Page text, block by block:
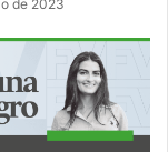
de 2023